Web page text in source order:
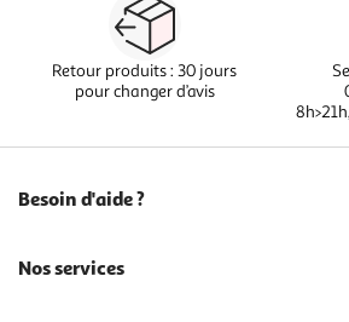
Retour produits : 30 jours
pour changer d’avis
Besoin d'aide ?
Nos services